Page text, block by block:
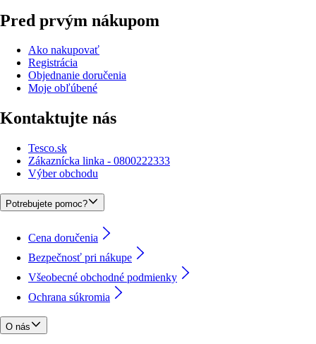
Pred prvým nákupom
Ako nakupovať
Registrácia
Objednanie doručenia
Moje obľúbené
Kontaktujte nás
Tesco.sk
Zákaznícka linka - 0800222333
Výber obchodu
Potrebujete pomoc?
Cena doručenia
Bezpečnosť pri nákupe
Všeobecné obchodné podmienky
Ochrana súkromia
O nás